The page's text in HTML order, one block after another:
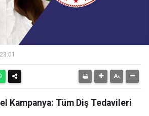
Kampanya: Tüm Diş Tedavileri